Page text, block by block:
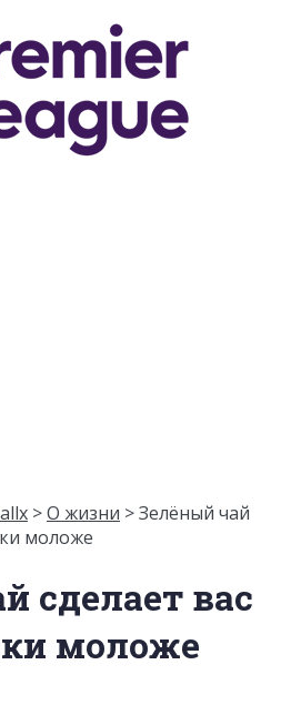
>О жизни > Зелёный чай
моложе
сделает вас
моложе